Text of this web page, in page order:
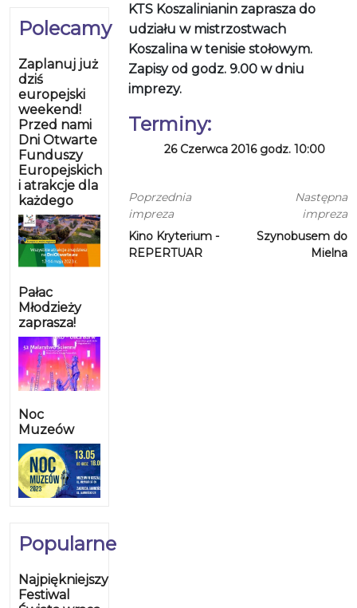
Polecamy
Zaplanuj już
dziś
europejski
weekend!
Przed nami
Dni Otwarte
Funduszy
Europejskich
i atrakcje dla
każdego
Pałac
Młodzieży
zaprasza!
Noc
Muzeów
Popularne
Najpiękniejszy
Festiwal
KTS Koszalinianin zaprasza do
udziału w mistrzostwach
Koszalina w tenisie stołowym.
Zapisy od godz. 9.00 w dniu
imprezy.
Terminy:
26 Czerwca 2016 godz. 10:00
Poprzednia
impreza
Kino Kryterium -
REPERTUAR
Następna
impreza
Szynobusem do
Mielna